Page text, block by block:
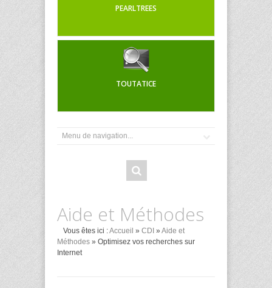
PEARLTREES
TOUTATICE
Aide et Méthodes
Vous êtes ici :Accueil » CDI » Aide et
Méthodes » Optimisez vos recherches sur
Internet